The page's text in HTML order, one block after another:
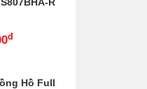
đ
Hồ Full